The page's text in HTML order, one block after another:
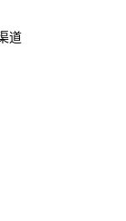
道